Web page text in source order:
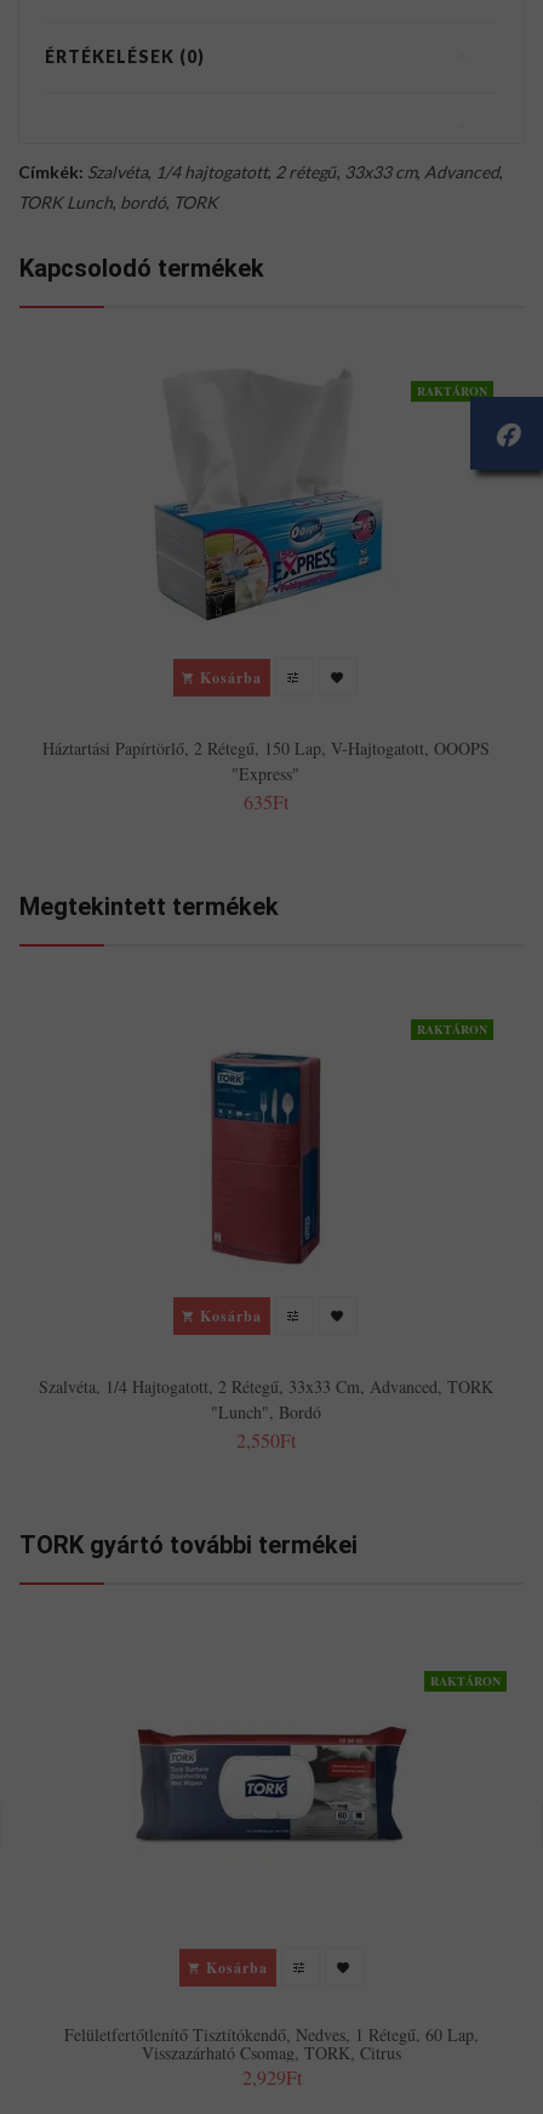
ÉRTÉKELÉSEK (0)
Címkék: Szalvéta, 1/4 hajtogatott, 2 rétegű, 33x33 cm, Advanced,
TORK Lunch, bordó, TORK
Kapcsolodó termékek
RAKTÁRON
Kosárba
Háztartási Papírtörlő, 2 Rétegű, 150 Lap, V-Hajtogatott, OOOPS
"Express"
635Ft
Megtekintett termékek
RAKTÁRON
Kosárba
Szalvéta, 1/4 Hajtogatott, 2 Rétegű, 33x33 Cm, Advanced, TORK
"Lunch", Bordó
2,550Ft
TORK gyártó további termékei
RAKTÁRON
Kosárba
Felületfertőtlenítő Tisztítókendő, Nedves, 1 Rétegű, 60 Lap,
Visszazárható Csomag, TORK, Citrus
2,929Ft